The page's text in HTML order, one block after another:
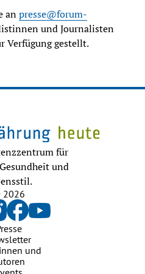
an presse@forum-
und Journalisten
Verfügung gestellt.
für
und
und